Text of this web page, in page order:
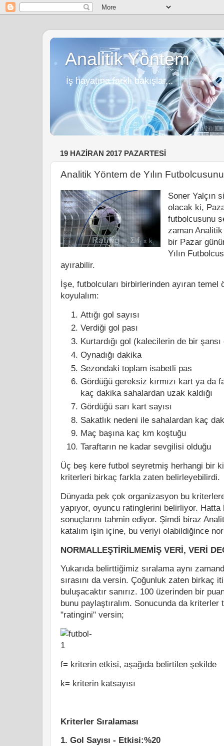
Analitik Yöntem
İş hayatına farklı bakışlar...
19 HAZIRAN 2017 PAZARTESI
Analitik Yöntem de Yılın
Soner Yalçın
olacak ki,
futbolcusunu
zaman
bir Pazar
Yılın
ayırabilir.
İşe, futbolcuları birbirlerinden ayıran
koyulalım:
Attığı gol sayısı
Verdiği gol pası
Kurtardığı gol (kalecilerin de bir
Oynadığı dakika
Sezondaki toplam isabetli pas
Gördüğü gereksiz kırmızı kart ya da
kaç dakika sahalardan uzak kaldığı
Gördüğü sarı kart sayısı
Sakatlık nedeni ile sahalardan kaç
Maç başına kaç km koştuğu
Taraftarın ne kadar sevgilisi olduğu
Üç beş kere futbol seyretmiş herhangi bir
kriterleri birkaç farkla zaten belirleyebilirdi.
Dünyada pek çok organizasyon bu
yapıyor, oyuncu ratinglerini belirliyor.
sonuçlarını tahmin ediyor. Şimdi biraz
katalım işin içine, bu veriyi olabildiğince
NORMALLEŞTİRİLMEMİŞ VERİ, VERİ
Yukarıda belirttiğimiz sıralama aynı
sırasını da versin. Çoğunluk zaten birkaç
buluşacaktır sanırız. 100 üzerinden bir
bunu paylaştıralım. Sonucunda da kriterler
"ratingini" versin;
f= kriterin etkisi, aşağıda belirtilen şekilde
k= kriterin katsayısı
Kriterler Sıralaması
1. Gol Sayısı - Etkisi:%20